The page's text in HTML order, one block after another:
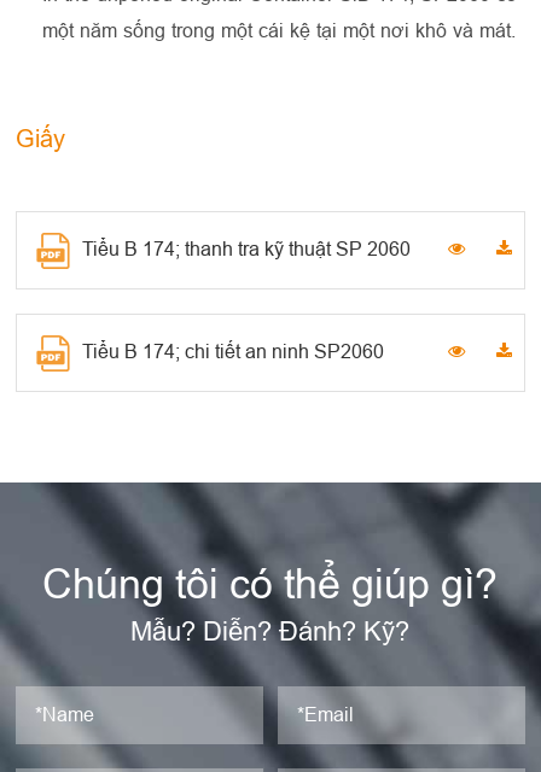
một năm sống trong một cái kệ tại một nơi khô và mát.
Giấy
Tiểu B 174; thanh tra kỹ thuật SP 2060
Tiểu B 174; chi tiết an ninh SP2060
Chúng tôi có thể giúp gì?
Mẫu? Diễn? Đánh? Kỹ?